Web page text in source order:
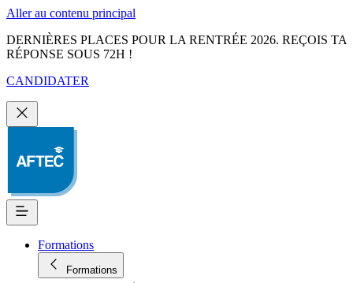
Aller au contenu principal
DERNIÈRES PLACES POUR LA RENTRÉE 2026. REÇOIS TA
RÉPONSE SOUS 72H !
CANDIDATER
Formations
Formations